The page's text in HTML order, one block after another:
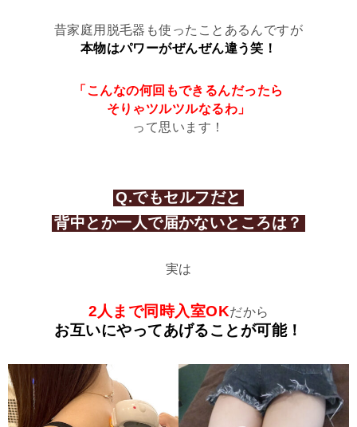
昔家庭用脱毛器も使ったことあるんですが
本物はパワーがぜんぜん違う笑！
「こんなの何回もできるんだったら
そりゃツルツルなるわ」
って思います！
Q.でもセルフだと
背中とか一人で届かないところは？
実は
2人まで同時入室OKだから
お互いにやってあげることが可能！